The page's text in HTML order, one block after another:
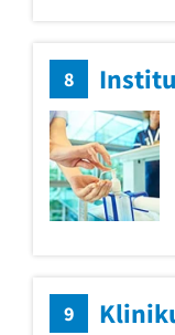
8
9